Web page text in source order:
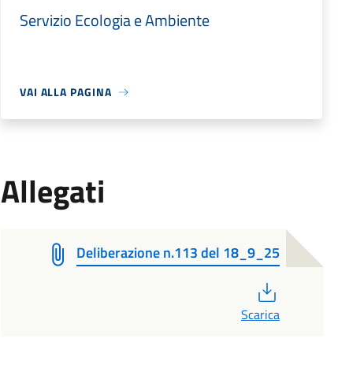
Servizio Ecologia e Ambiente
VAI ALLA PAGINA
Allegati
Deliberazione n.113 del 18_9_25
Scarica